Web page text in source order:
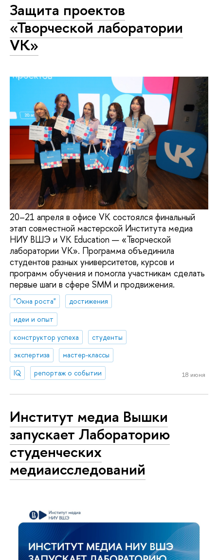
Защита проектов
«Творческой лаборатории
VK»
20–21 апреля в офисе VK состоялся финальный
этап совместной мастерской Института медиа
НИУ ВШЭ и VK Education — «Творческой
лаборатории VK». Программа объединила
студентов разных университетов, курсов и
программ обучения и помогла участникам сделать
первые шаги в сфере SMM и продвижения.
"Окна роста"
достижения
идеи и опыт
конструктор успеха
студенты
экспертиза
мастер-классы
IQ
репортаж о событии 18 июня
Институт медиа Вышки
запускает Лабораторию
студенческих
медиаисследований